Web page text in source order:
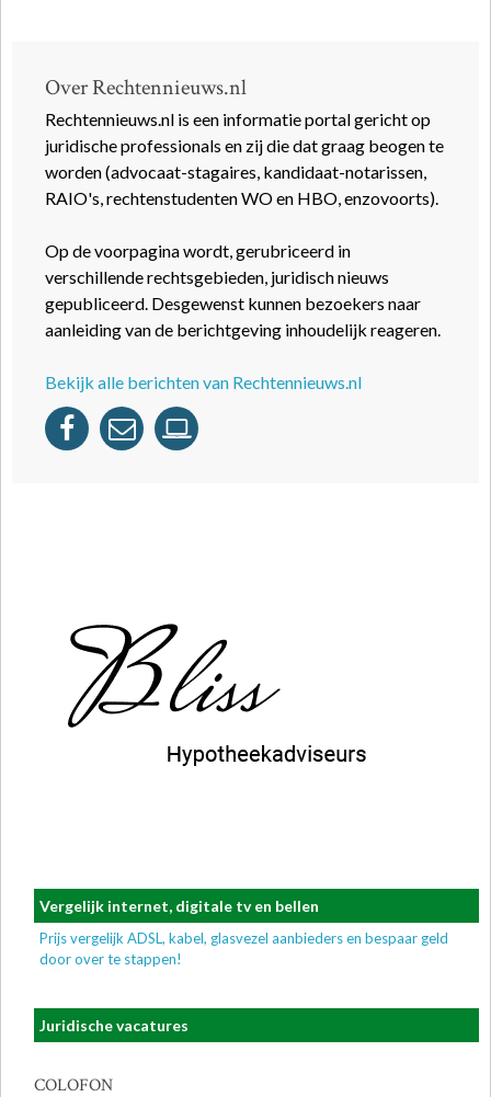
Over Rechtennieuws.nl
Rechtennieuws.nl is een informatie portal gericht op
juridische professionals en zij die dat graag beogen te
worden (advocaat-stagaires, kandidaat-notarissen,
RAIO's, rechtenstudenten WO en HBO, enzovoorts).
Op de voorpagina wordt, gerubriceerd in
verschillende rechtsgebieden, juridisch nieuws
gepubliceerd. Desgewenst kunnen bezoekers naar
aanleiding van de berichtgeving inhoudelijk reageren.
Bekijk alle berichten van Rechtennieuws.nl
Vergelijk internet, digitale tv en bellen
Prijs vergelijk ADSL, kabel, glasvezel aanbieders en bespaar geld
door over te stappen!
Juridische vacatures
COLOFON